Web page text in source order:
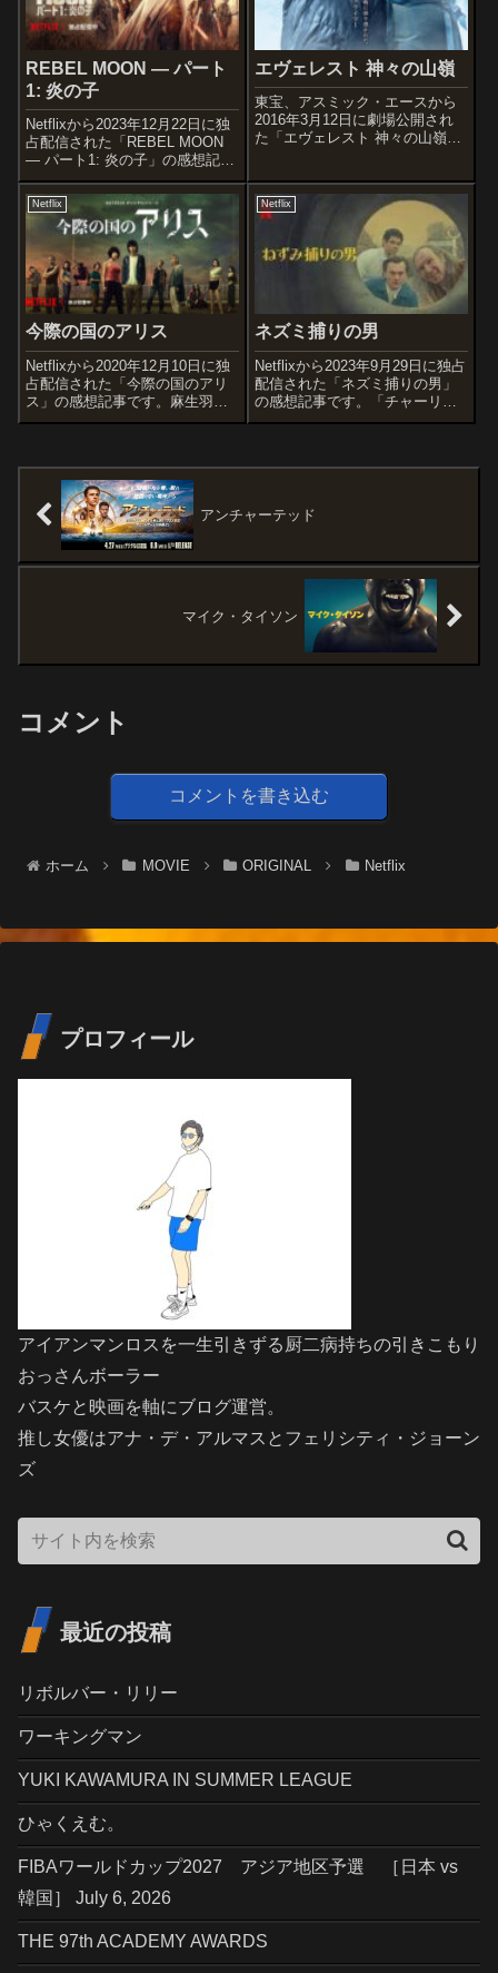
REBEL MOON — パート
1: 炎の子
Netflixから2023年12月22日に独
占配信された「REBEL MOON
— パート1: 炎の子」の感想記事
です。「アーミー・オブ・ザ・
デッド」「ジャスティス・リー
グ」のザック・スナイダーが構
想20年以上を擁し遂に完成させ
たSFスペク...
エヴェレスト 神々の山嶺
東宝、アスミック・エースから
2016年3月12日に劇場公開され
た「エヴェレスト 神々の山嶺」
小説「神々の山嶺」を実写映像
化した作品です。オススメ度あ
らすじ＆予告編ヒマラヤ山脈を
望むネ...
Netflix
今際の国のアリス
Netflixから2020年12月10日に独
占配信された「今際の国のアリ
ス」の感想記事です。麻生羽呂
による漫画を原作とした実写化
大ヒット作です。オススメ度あ
らすじ＆予告編いきなり...
Netflix
ネズミ捕りの男
Netflixから2023年9月29日に独占
配信された「ネズミ捕りの男」
の感想記事です。「チャーリー
とチョコレート工場」で知られ
りの男」を原作とした作品で
題:T...
アンチャーテッド
マイク・タイソン
コメント
コメントを書き込む
ホーム MOVIE ORIGINAL Netflix
プロフィール
アイアンマンロスを一生引きずる厨二病持ちの引きこもり
おっさんボーラー
バスケと映画を軸にブログ運営。
推し女優はアナ・デ・アルマスとフェリシティ・ジョーン
ズ
最近の投稿
リボルバー・リリー
ワーキングマン
YUKI KAWAMURA IN SUMMER LEAGUE
ひゃくえむ。
FIBAワールドカップ2027 アジア地区予選 ［日本 vs
韓国］ July 6, 2026
THE 97th ACADEMY AWARDS